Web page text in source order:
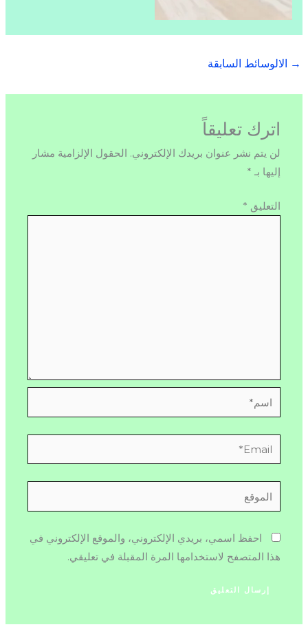
→ الالوسائط السابقة
اترك تعليقاً
لن يتم نشر عنوان بريدك الإلكتروني. الحقول الإلزامية مشار
إليها بـ *
التعليق *
اسم*
Email*
الموقع
احفظ اسمي، بريدي الإلكتروني، والموقع الإلكتروني في
هذا المتصفح لاستخدامها المرة المقبلة في تعليقي.